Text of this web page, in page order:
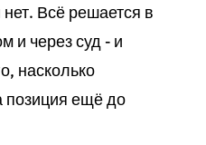
Всё решается в
и через суд - и
насколько
позиция ещё до